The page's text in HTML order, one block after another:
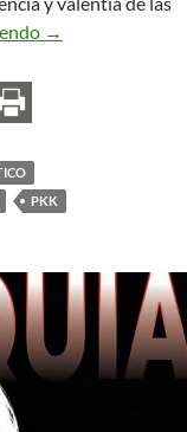
Los kurdos
→
PKK